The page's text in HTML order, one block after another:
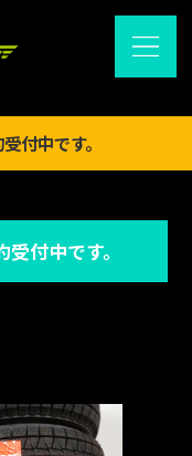
付中です。
付中です。